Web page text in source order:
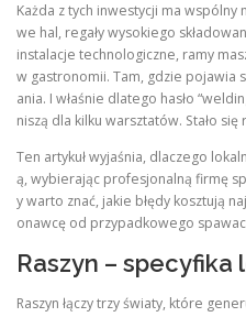
Każda z tych inwestycji ma
we hal, regały wysokiego
instalacje technologiczne, ramy
w gastronomii. Tam, gdzie pojawia
ania. I właśnie dlatego hasło
niszą dla kilku warsztatów. Stało
Ten artykuł wyjaśnia, dlaczego
ą, wybierając profesjonalną firmę
y warto znać, jakie błędy kosztują
onawcę od przypadkowego
Raszyn –
Raszyn łączy trzy światy, które